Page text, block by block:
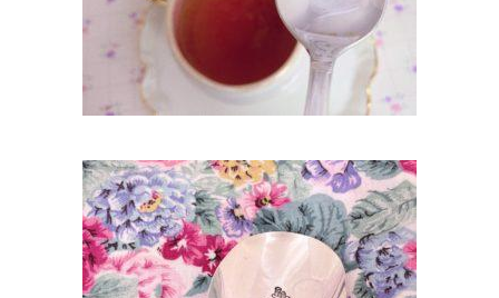
GRANDE CUILLÈRE À SERVIR GRAVÉE
VINTAGE : ENVIE DE COOKIES